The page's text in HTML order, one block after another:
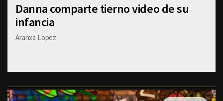
Danna comparte tierno video de su
infancia
Aranxa Lopez